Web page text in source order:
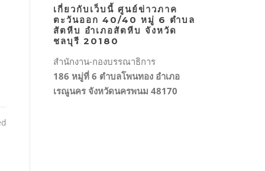
เกี่ยวกับเว็บนี้ ศูนย์ข่าวภาค
ตะวันออก 40/40 หมู่ 6 ตำบล
สัตหีบ อำเภอสัตหีบ จังหวัด
ชลบุรี 20180
สำนักงาน-กองบรรณาธิการ
186 หมู่ที่ 6 ตำบลโพนทอง อำเภอ
เรณูนคร จังหวัดนครพนม 48170